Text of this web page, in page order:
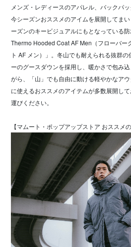
メンズ・レディースのアパレル、バックパ
今シーズンおススメのアイムを展開してま
ーズンのキービジュアルにもとなっている
Thermo Hooded Coat AF Men（フローバー
ト AF メン）」。冬山でも耐えられる抜群
ーのグースダウンを採用し、暖かさで包み
がら、「山」でも自由に動ける軽やかなア
に使えるおススメのアイテムが多数展開し
運びください。
【マムート・ポップアップストア おススメの